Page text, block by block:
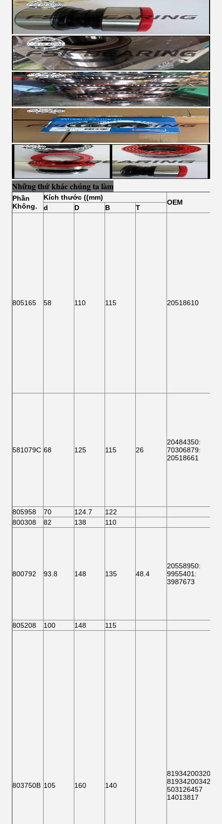
Những thứ khác chúng ta làm
Phần
Không.
Kích thước ((mm)
OEM
d D B T
805165 58 110 115 20518610
581079C 68 125 115 26
20484350:
70306879:
20518661
805958 70 124.7
122
800308
82 138 110
800792 93.8 148 135 48.4
20558950:
9955401 :
3987673
805208 100 148 115
803750B 105 160 140
81934200320
81934200342
503126457
14013817